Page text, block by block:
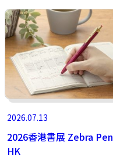
2026.07.13
2026香港書展 Zebra Pen
HK